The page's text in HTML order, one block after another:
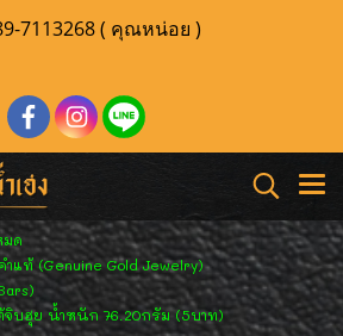
7113268 ( คุณหน่อย )
ด
แท้ (Genuine Gold Jewelry)
บฮุย น้ำหนัก 76.20กรัม (5บาท)